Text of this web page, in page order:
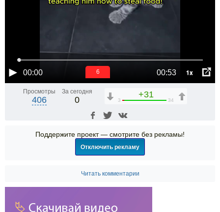
00:00 00:53 1x
6
Просмотры
406
За сегодня
0
+31
3 34
Поддержите проект — смотрите без рекламы!
Отключить рекламу
Читать комментарии